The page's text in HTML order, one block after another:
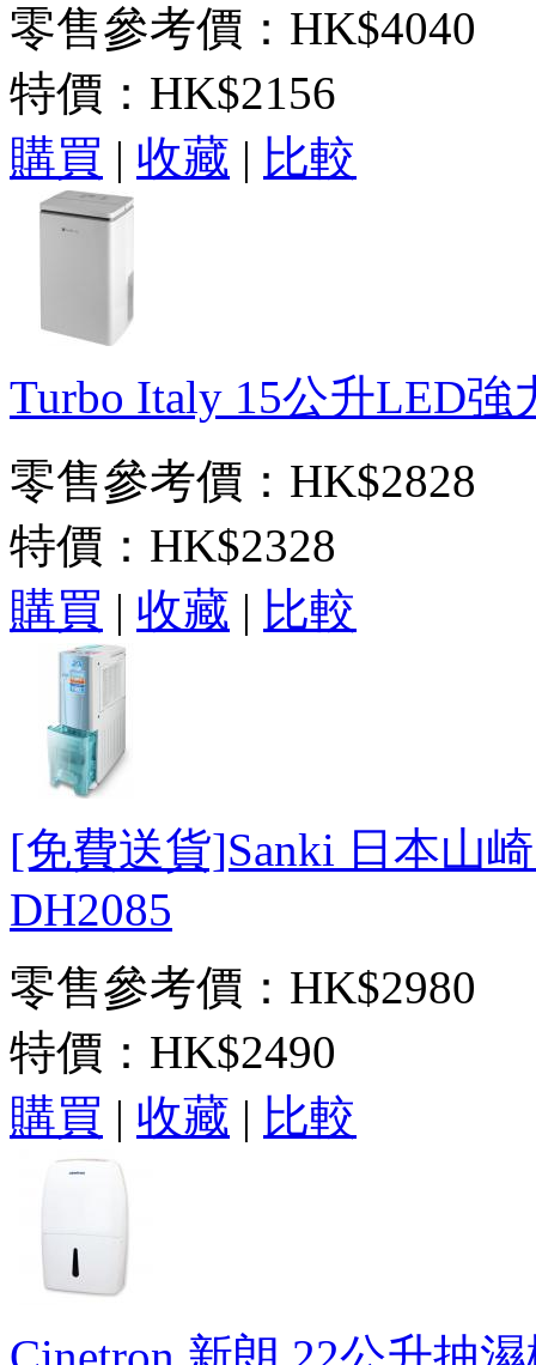
零售參考價：HK$4040
特價： HK$2156
購買 | 收藏 | 比較
Turbo Italy 15公升LED強
零售參考價：HK$2828
特價： HK$2328
購買 | 收藏 | 比較
[免費送貨]Sanki 日本山
DH2085
零售參考價：HK$2980
特價： HK$2490
購買 | 收藏 | 比較